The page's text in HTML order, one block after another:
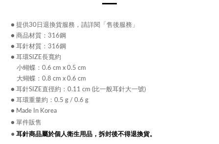
● 提供30日退換貨服務，請詳閱「售後服務」
● 商品材質：316鋼
● 耳針材質：316鋼
● 耳環SIZE長寬約
小蝴蝶：0.6 cm x 0.5 cm
大蝴蝶：0.8 cm x 0.6 cm
● 耳針SIZE直徑約：0.11 cm (比一般耳針大一號)
● 耳環重量約：0.5 g / 0.6 g
● Made In Korea
● 單件販售
● 耳針商品屬於個人衛生用品，拆封後不得退換貨。